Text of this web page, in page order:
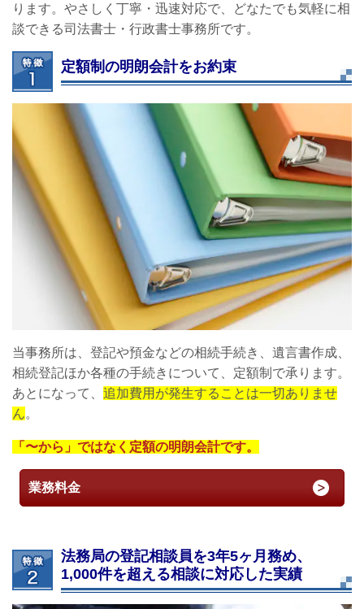
ります。やさしく丁寧・迅速対応で、どなたでも気軽に相
談できる司法書士・行政書士事務所です。
定額制の明朗会計をお約束
当事務所は、登記や預金などの相続手続き、遺言書作成、
相続登記ほか各種の手続きについて、定額制で承ります。
あとになって、 追加費用が発生することは一切ありませ
ん。
「〜から」ではなく定額の明朗会計です。
業務料金
法務局の登記相談員を3年5ヶ月務め、
1,000件を超える相談に対応した実績